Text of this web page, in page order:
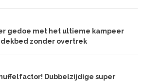
gedoe met het ultieme kampeer
zonder overtrek
Dubbelzijdige super